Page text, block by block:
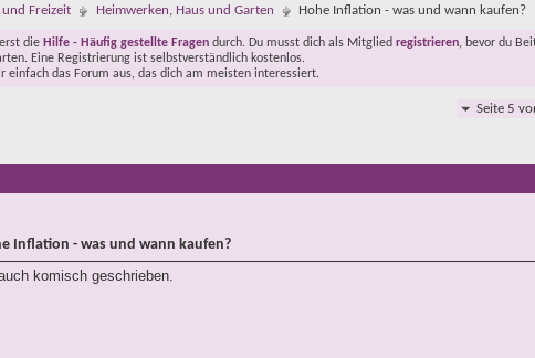
Freizeit Heimwerken, Haus und Garten Hohe Inflation - was und wann kaufen?
die Hilfe - Häufig gestellte Fragen durch. Du musst dich als Mitglied registrieren, bevor du
Eine Registrierung ist selbstverständlich kostenlos.
einfach das Forum aus, das dich am meisten interessiert.
Seite 5
Inflation - was und wann kaufen?
komisch geschrieben.